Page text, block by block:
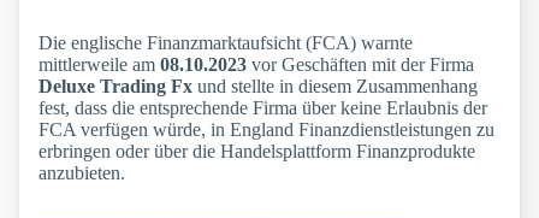
Die englische Finanzmarktaufsicht (FCA) warnte
mittlerweile am 08.10.2023 vor Geschäften mit der Firma
Deluxe Trading Fx und stellte in diesem Zusammenhang
fest, dass die entsprechende Firma über keine Erlaubnis der
FCA verfügen würde, in England Finanzdienstleistungen zu
erbringen oder über die Handelsplattform Finanzprodukte
anzubieten.